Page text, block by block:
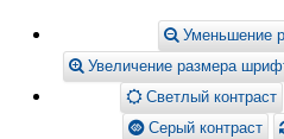
Уменьшение
Увеличение размера
Светлый контраст
Серый контраст